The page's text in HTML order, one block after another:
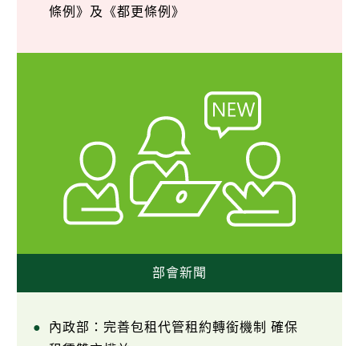
條例》及《都更條例》
部會新聞
內政部：完善包租代管租約轉銜機制 確保